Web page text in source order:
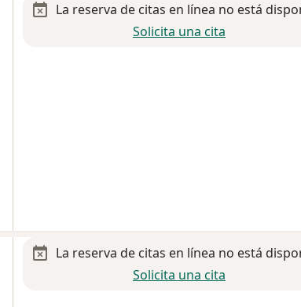
La reserva de citas en línea no está
Solicita una cita
La reserva de citas en línea no está
Solicita una cita